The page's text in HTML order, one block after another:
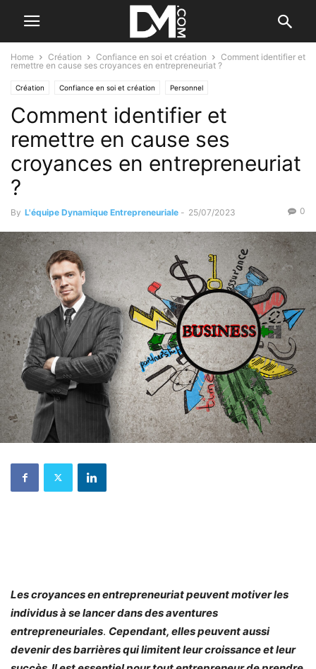
Home Création Confiance en soi et création
Comment identifier et
remettre en cause ses croyances en entrepreneuriat ?
Création Confiance en soi et création Personnel
Développement personnel Gestion Gérer
Comment identifier et
remettre en cause ses
croyances en entrepreneuriat
?
By L'équipe Dynamique Entrepreneuriale - 25/07/2023 0
Les croyances en entrepreneuriat peuvent motiver les
individus à se lancer dans des aventures
entrepreneuriales. Cependant, elles peuvent aussi
devenir des barrières qui limitent leur croissance et leur